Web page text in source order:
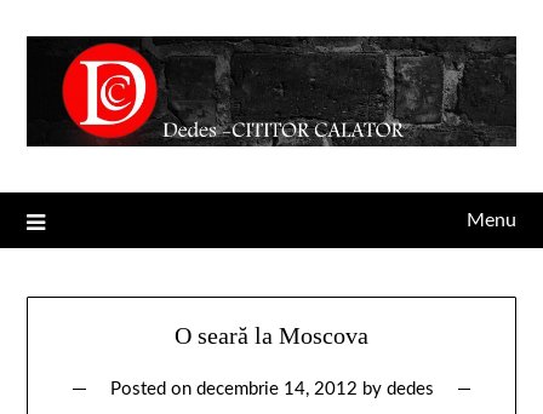
Menu
O seară la Moscova
Posted on decembrie 14, 2012 by dedes